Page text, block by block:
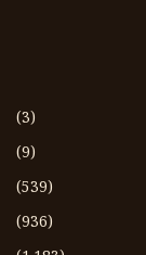
(3)
(9)
(539)
(936)